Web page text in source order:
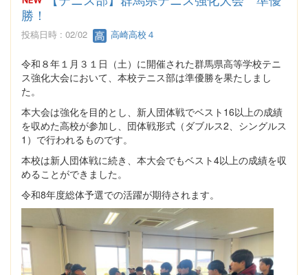
勝！
投稿日時 : 02/02 高崎高校４
令和８年１月３１日（土）に開催された群馬県高等学校テニ
ス強化大会において、本校テニス部は準優勝を果たしまし
た。
本大会は強化を目的とし、新人団体戦でベスト16以上の成績
を収めた高校が参加し、団体戦形式（ダブルス2、シングルス
1）で行われるものです。
本校は新人団体戦に続き、本大会でもベスト4以上の成績を収
めることができました。
令和8年度総体予選での活躍が期待されます。